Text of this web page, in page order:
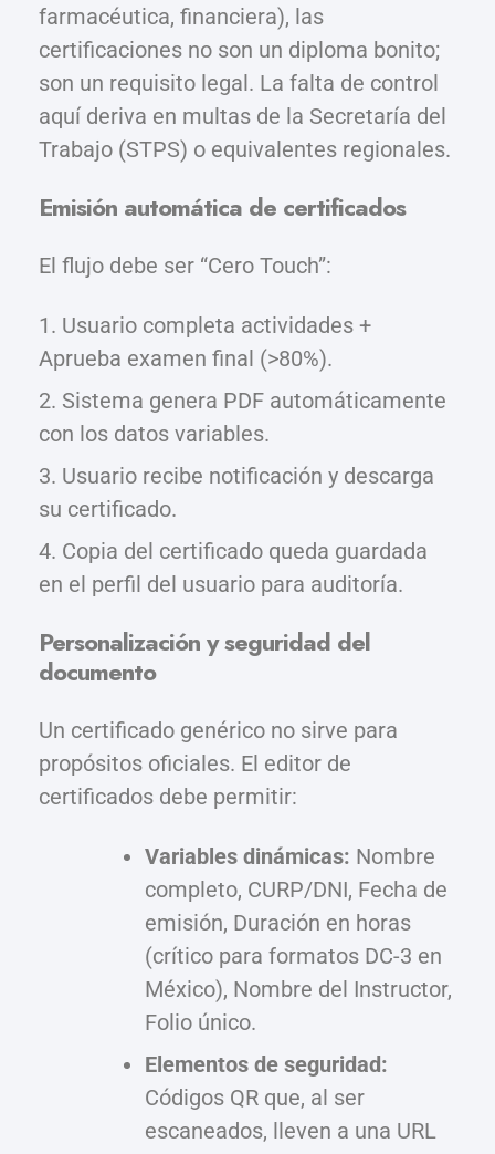
farmacéutica, financiera), las
certificaciones no son un diploma bonito;
son un requisito legal. La falta de control
aquí deriva en multas de la Secretaría del
Trabajo (STPS) o equivalentes regionales.
Emisión automática de certificados
El flujo debe ser “Cero Touch”:
Usuario completa actividades +
Aprueba examen final (>80%).
Sistema genera PDF automáticamente
con los datos variables.
Usuario recibe notificación y descarga
su certificado.
Copia del certificado queda guardada
en el perfil del usuario para auditoría.
Personalización y seguridad del
documento
Un certificado genérico no sirve para
propósitos oficiales. El editor de
certificados debe permitir:
Variables dinámicas: Nombre
completo, CURP/DNI, Fecha de
emisión, Duración en horas
(crítico para formatos DC-3 en
México), Nombre del Instructor,
Folio único.
Elementos de seguridad:
Códigos QR que, al ser
escaneados, lleven a una URL